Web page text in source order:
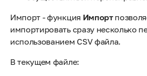
Импорт - функция Импорт
импортировать сразу несколько
использованием CSV файла.
В текущем файле: